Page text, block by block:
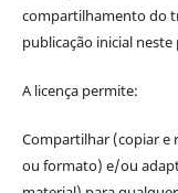
compartilhamento do
publicação inicial
A licença permite:
Compartilhar (copiar e
ou formato) e/ou